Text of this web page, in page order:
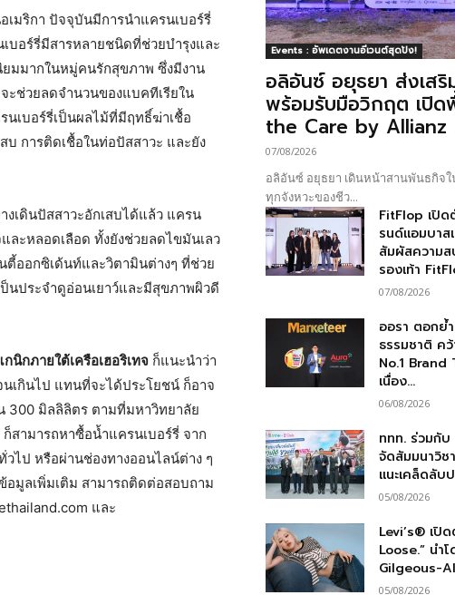
เมริกา ปัจจุบันมีการนำแครนเบอร์รี่
บอร์รี่มีสารหลายชนิดที่ช่วยบำรุงและ
ยมมากในหมู่คนรักสุขภาพ ซึ่งมีงาน
ะช่วยลดจำนวนของแบคทีเรียใน
นเบอร์รี่เป็นผลไม้ที่มีฤทธิ์ฆ่าเชื้อ
บ การติดเชื้อในท่อปัสสาวะ และยัง
งเดินปัสสาวะอักเสบได้แล้ว แครน
ละหลอดเลือด ทั้งยังช่วยลดไขมันเลว
ตี้ออกซิเด้นท์และวิตามินต่างๆ ที่ช่วย
นประจำดูอ่อนเยาว์และมีสุขภาพผิวดี
กภายใต้เครือเฮอริเทจ ก็แนะนำว่า
เกินไป แทนที่จะได้ประโยชน์ ก็อาจ
300 มิลลิลิตร ตามที่มหาวิทยาลัย
สามารถหาซื้อน้ำแครนเบอร์รี่ จาก
ไป หรือผ่านช่องทางออนไลน์ต่าง ๆ
อมูลเพิ่มเติม สามารถติดต่อสอบถาม
และ
Events : อัพเดตงานอีเวนต์สุดปัง!
อลิอันซ์ อยุธยา ส่งเสริ
พร้อมรับมือวิกฤต เปิด
the Care by Allianz
07/08/2026
อลิอันซ์ อยุธยา เดินหน้าสานพันธกิจ
ทุกจังหวะของชีว...
FitFlop เปิด
รนด์แอมบา
สัมผัสความ
รองเท้า
07/08/2026
ออรา ตอกย้
ธรรมชาติ ค
No.1
เนื่อง...
06/08/2026
ททท. ร่วมกั
จัดสัมมนาวิช
แนะเคล็ดลับ
05/08/2026
Levi’s® เปิ
Loose.” นำ
Gilgeous-
05/08/2026